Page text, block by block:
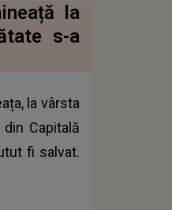
la
s-a
la vârsta
Capitală
fi salvat.